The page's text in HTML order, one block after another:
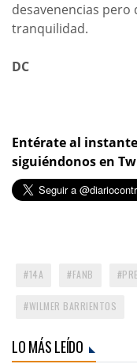
desavenencias pero
tranquilidad.
DC
Entérate al
siguiéndonos en
14A FANB
WILMER BARRIENTOS
LO MÁS LEÍDO